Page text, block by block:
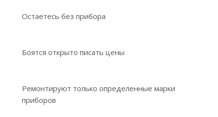
Остаетесь без прибора
Боятся открыто писать цены
Ремонтируют только определенные марки
приборов